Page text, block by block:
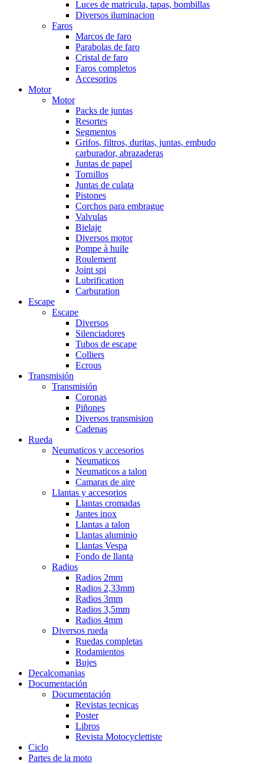
Luces de matricula, tapas, bombillas
Diversos iluminacion
Faros
Marcos de faro
Parabolas de faro
Cristal de faro
Faros completos
Accesorios
Motor
Motor
Packs de juntas
Resortes
Segmentos
Grifos, filtros, duritas, juntas, embudo
carburador, abrazaderas
Juntas de papel
Tornillos
Juntas de culata
Pistones
Corchos para embrague
Valvulas
Bielaje
Diversos motor
Pompe à huile
Roulement
Joint spi
Lubrification
Carburation
Escape
Escape
Diversos
Silenciadores
Tubos de escape
Colliers
Ecrous
Transmisión
Transmisión
Coronas
Piñones
Diversos transmision
Cadenas
Rueda
Neumaticos y accesorios
Neumaticos
Neumaticos a talon
Camaras de aire
Llantas y accesorios
Llantas cromadas
Jantes inox
Llantas a talon
Llantas aluminio
Llantas Vespa
Fondo de llanta
Radios
Radios 2mm
Radios 2,33mm
Radios 3mm
Radios 3,5mm
Radios 4mm
Diversos rueda
Ruedas completas
Rodamientos
Bujes
Decalcomanias
Documentación
Documentación
Revistas tecnicas
Poster
Libros
Revista Motocyclettiste
Ciclo
Partes de la moto